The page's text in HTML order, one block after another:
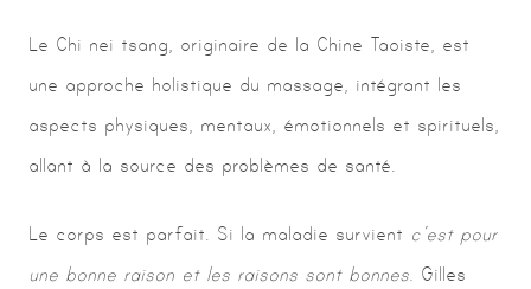
Le Chi nei tsang, originaire de la Chine Taoiste, est
une approche holistique du massage, intégrant les
aspects physiques, mentaux, émotionnels et spirituels,
allant à la source des problèmes de santé.
Le corps est parfait. Si la maladie survient c’est pour
une bonne raison et les raisons sont bonnes. Gilles